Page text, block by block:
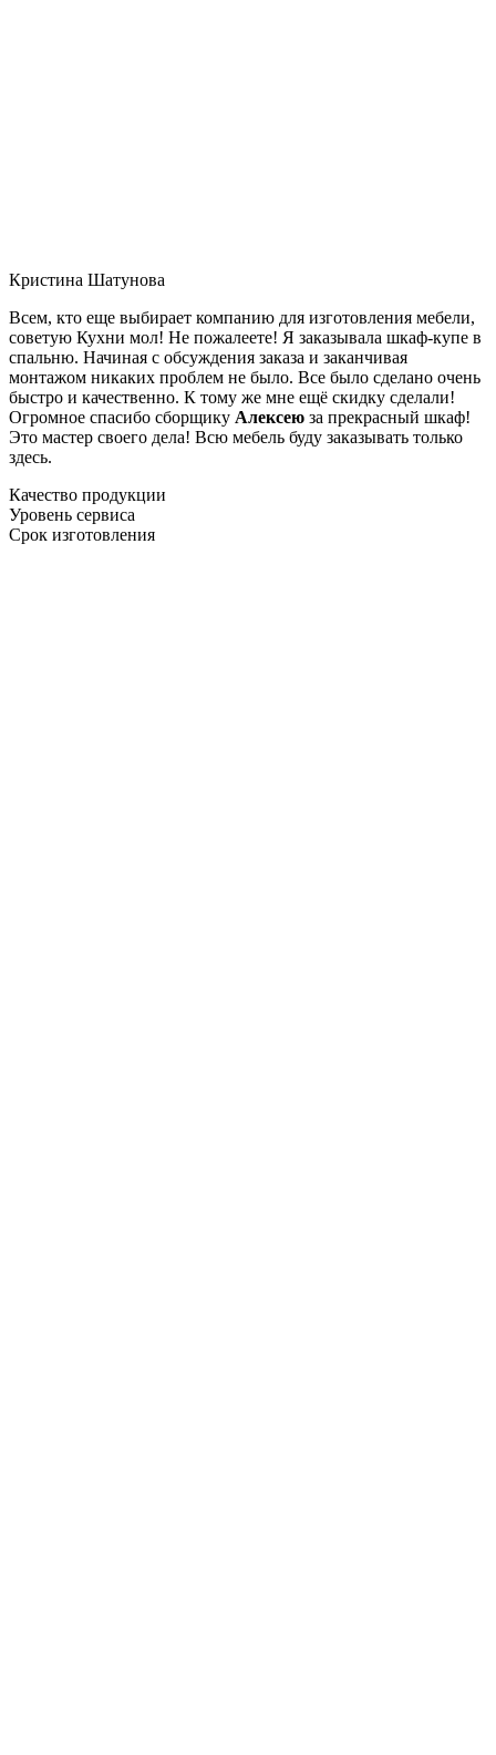
Кристина Шатунова
Всем, кто еще выбирает компанию для изготовления мебели,
советую Кухни мол! Не пожалеете! Я заказывала шкаф-купе в
спальню. Начиная с обсуждения заказа и заканчивая
монтажом никаких проблем не было. Все было сделано очень
быстро и качественно. К тому же мне ещё скидку сделали!
Огромное спасибо сборщику Алексею за прекрасный шкаф!
Это мастер своего дела! Всю мебель буду заказывать только
здесь.
Качество продукции
Уровень сервиса
Срок изготовления